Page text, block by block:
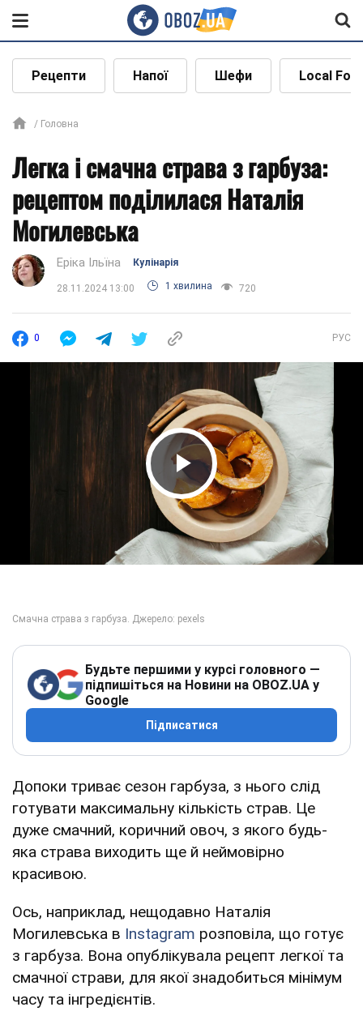
Рецепти Напої Шефи Local
Головна
Легка і смачна страва з гарбуза:
рецептом поділилася Наталія
Могилевська
Еріка Ільїна Кулінарія
28.11.2024 13:00 1 хвилина 720
0 РУС
Play Video
Будьте першими у курсі головного —
підпишіться на Новини на OBOZ.UA у
Google
Підписатися
Допоки триває сезон гарбуза, з нього слід
готувати максимальну кількість страв. Це
дуже смачний, коричний овоч, з якого будь-
яка страва виходить ще й неймовірно
красивою.
Ось, наприклад, нещодавно Наталія
Могилевська в Instagram розповіла, що готує
з гарбуза. Вона опублікувала рецепт легкої та
смачної страви, для якої знадобиться мінімум
часу та інгредієнтів.